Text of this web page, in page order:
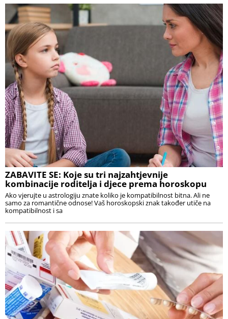
ZABAVITE SE: Koje su tri najzahtjevnije
kombinacije roditelja i djece prema horoskopu
Ako vjerujte u astrologiju znate koliko je kompatibilnost bitna. Ali ne
samo za romantične odnose! Vaš horoskopski znak također utiče na
kompatibilnost i sa